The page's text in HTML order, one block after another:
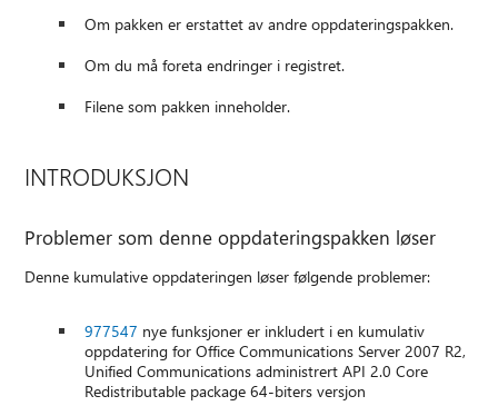
Om pakken er erstattet av andre oppdateringspakken.
Om du må foreta endringer i registret.
Filene som pakken inneholder.
INTRODUKSJON
Problemer som denne oppdateringspakken løser
Denne kumulative oppdateringen løser følgende problemer:
977547 nye funksjoner er inkludert i en kumulativ
oppdatering for Office Communications Server 2007 R2,
Unified Communications administrert API 2.0 Core
Redistributable package 64-biters versjon